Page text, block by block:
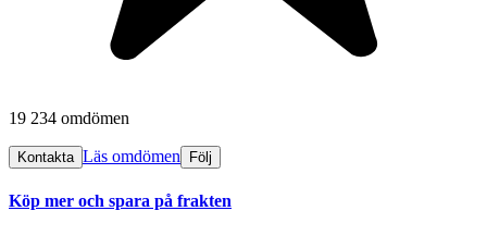
19 234 omdömen
Kontakta Läs omdömen Följ
Köp mer och spara på frakten